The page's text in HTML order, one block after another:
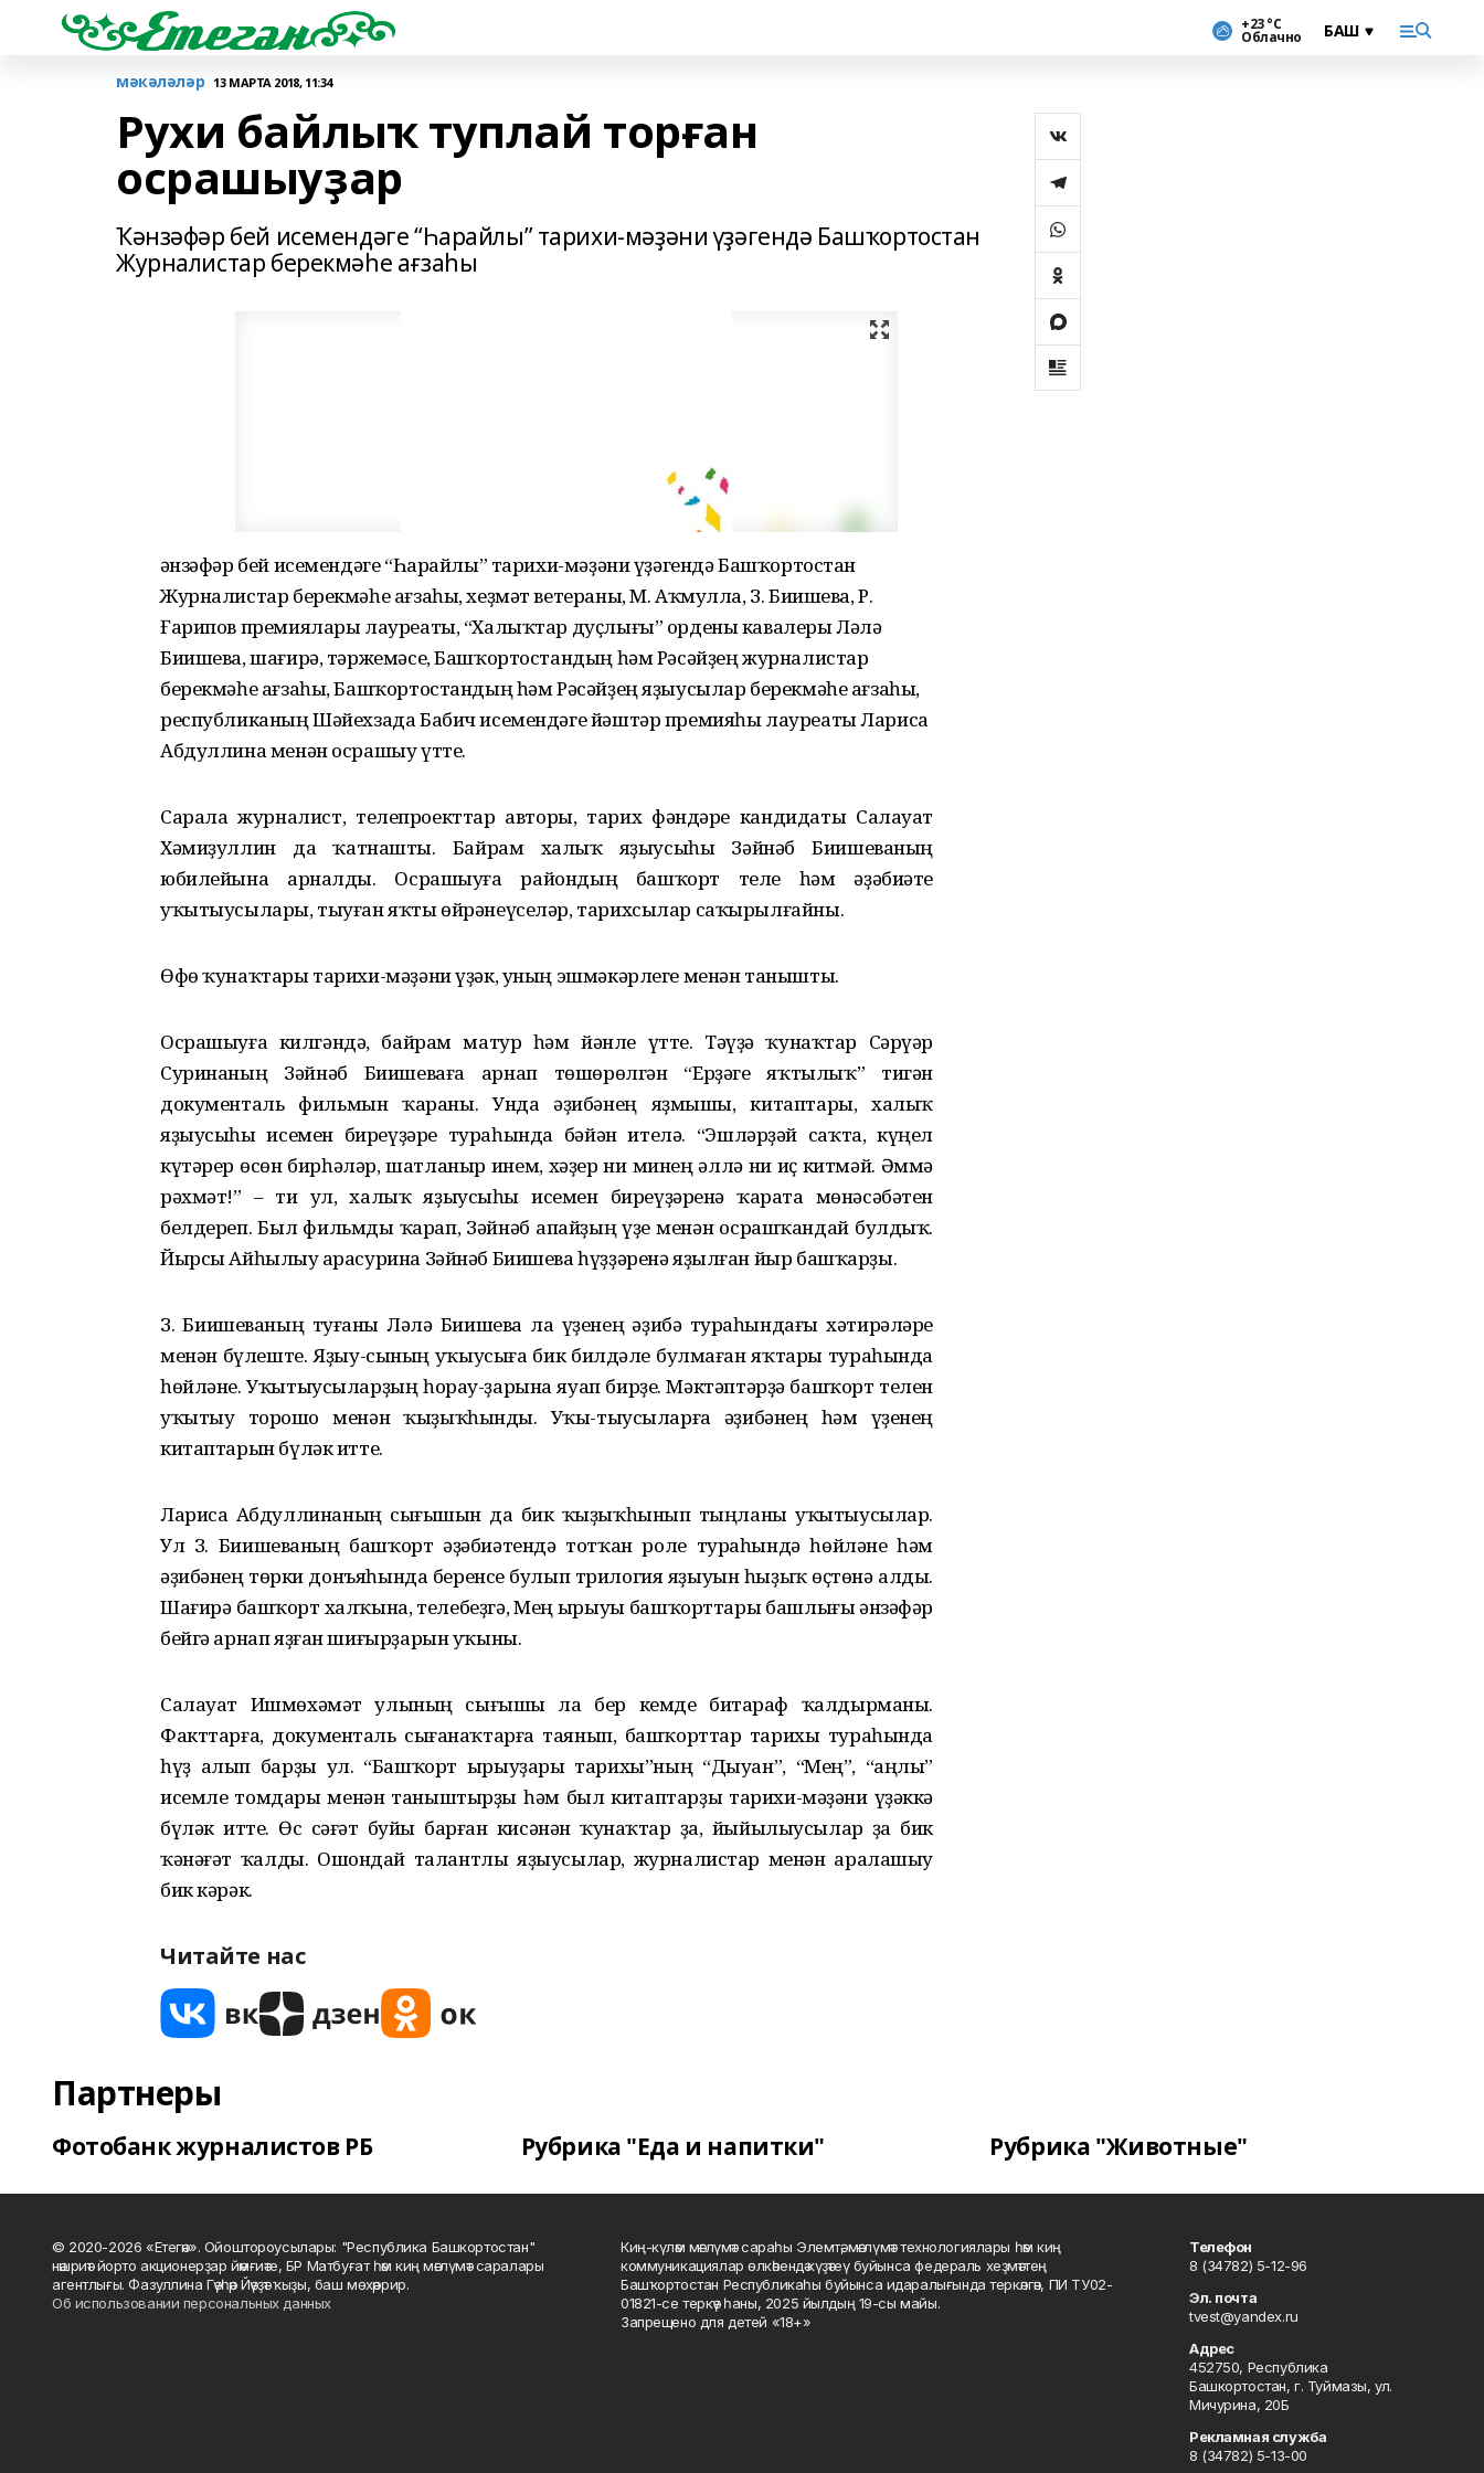
+23 °С
Облачно
мәкәләләр 13 МАРТА 2018, 11:34
Рухи байлыҡ туплай торған
осрашыуҙар
Ҡәнзәфәр бей исемендәге “Һарайлы” тарихи-мәҙәни үҙәгендә Башҡортостан
Журналистар берекмәһе ағзаһы
Ҡәнзәфәр бей исемендәге “Һарайлы” тарихи-мәҙәни үҙәгендә Башҡортостан
Журналистар берекмәһе ағзаһы, хеҙмәт ветераны, М. Аҡмулла, З. Биишева, Р.
Ғарипов премиялары лауреаты, “Халыҡтар дуҫлығы” ордены кавалеры Ләлә
Биишева, шағирә, тәржемәсе, Башҡортостандың һәм Рәсәйҙең журналистар
берекмәһе ағзаһы, Башҡортостандың һәм Рәсәйҙең яҙыусылар берекмәһе ағзаһы,
республиканың Шәйехзада Бабич исемендәге йәштәр премияһы лауреаты Лариса
Абдуллина менән осрашыу үтте.
Сарала журналист, телепроекттар авторы, тарих фәндәре кандидаты Салауат
Хәмиҙуллин да ҡатнашты. Байрам халыҡ яҙыусыһы Зәйнәб Биишеваның
юбилейына арналды. Осрашыуға райондың башҡорт теле һәм әҙәбиәте
уҡытыусылары, тыуған яҡты өйрәнеүселәр, тарихсылар саҡырылғайны.
Өфө ҡунаҡтары тарихи-мәҙәни үҙәк, уның эшмәкәрлеге менән танышты.
Осрашыуға килгәндә, байрам матур һәм йәнле үтте. Тәүҙә ҡунаҡтар Сәрүәр
Суринаның Зәйнәб Биишеваға арнап төшөрөлгән “Ерҙәге яҡтылыҡ” тигән
документаль фильмын ҡараны. Унда әҙибәнең яҙмышы, китаптары, халыҡ
яҙыусыһы исемен биреүҙәре тураһында бәйән ителә. “Эшләрҙәй саҡта, күңел
күтәрер өсөн бирһәләр, шатланыр инем, хәҙер ни минең әллә ни иҫ китмәй. Әммә
рәхмәт!” – ти ул, халыҡ яҙыусыһы исемен биреүҙәренә ҡарата мөнәсәбәтен
белдереп. Был фильмды ҡарап, Зәйнәб апайҙың үҙе менән осрашҡандай булдыҡ.
Йырсы Айһылыу Ҡарасурина Зәйнәб Биишева һүҙҙәренә яҙылған йыр башҡарҙы.
З. Биишеваның туғаны Ләлә Биишева ла үҙенең әҙибә тураһындағы хәтирәләре
менән бүлеште. Яҙыу-сының уҡыусыға бик билдәле булмаған яҡтары тураһында
һөйләне. Уҡытыусыларҙың һорау-ҙарына яуап бирҙе. Мәктәптәрҙә башҡорт телен
уҡытыу торошо менән ҡыҙыҡһынды. Уҡы-тыусыларға әҙибәнең һәм үҙенең
китаптарын бүләк итте.
Лариса Абдуллинаның сығышын да бик ҡыҙыҡһынып тыңланы уҡытыусылар.
Ул З. Биишеваның башҡорт әҙәбиәтендә тотҡан роле тураһындә һөйләне һәм
әҙибәнең төрки донъяһында беренсе булып трилогия яҙыуын һыҙыҡ өҫтөнә алды.
Шағирә башҡорт халҡына, телебеҙгә, Мең ырыуы башҡорттары башлығы Ҡәнзәфәр
бейгә арнап яҙған шиғырҙарын уҡыны.
Салауат Ишмөхәмәт улының сығышы ла бер кемде битараф ҡалдырманы.
Факттарға, документаль сығанаҡтарға таянып, башҡорттар тарихы тураһында
һүҙ алып барҙы ул. “Башҡорт ырыуҙары тарихы”ның “Дыуан”, “Мең”, “Ҡаңлы”
исемле томдары менән таныштырҙы һәм был китаптарҙы тарихи-мәҙәни үҙәккә
бүләк итте. Өс сәғәт буйы барған кисәнән ҡунаҡтар ҙа, йыйылыусылар ҙа бик
ҡәнәғәт ҡалды. Ошондай талантлы яҙыусылар, журналистар менән аралашыу
бик кәрәк.
Читайте нас
Партнеры
Фотобанк журналистов РБ Рубрика "Еда и напитки" Рубрика "Животные"
© 2020-2026 «Етегән». Ойоштороусылары: "Республика Башкортостан"
нәшриәт йорто акционерҙар йәмғиәте, БР Матбуғат һәм киң мәғлүмәт саралары
агентлығы. Фазуллина Гәүһәр Йәүҙәт ҡыҙы, баш мөхәррир.
Об использовании персональных данных
Киң-күләм мәғлүмәт сараһы Элемтә, мәғлүмәт технологиялары һәм киң
коммуникациялар өлкәһендә күҙәтеү буйынса федераль хеҙмәттең
Башҡортостан Республикаһы буйынса идаралығында теркәлгән, ПИ ТУ02-
01821-се теркәү һаны, 2025 йылдың 19-сы майы.
Запрещено для детей «18+»
Телефон
8 (34782) 5-12-96
Эл. почта
tvest@yandex.ru
Адрес
452750, Республика
Башкортостан, г. Туймазы, ул.
Мичурина, 20Б
Рекламная служба
8 (34782) 5-13-00